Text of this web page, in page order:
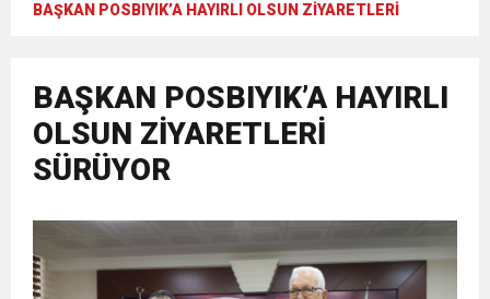
BAŞKAN POSBIYIK’A HAYIRLI OLSUN ZİYARETLERİ
BAŞKAN POSBIYIK’A HAYIRLI
OLSUN ZİYARETLERİ
SÜRÜYOR